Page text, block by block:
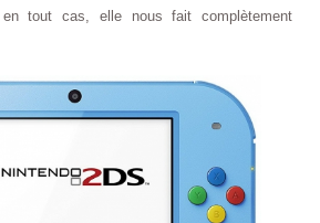
en tout cas, elle nous fait complètement